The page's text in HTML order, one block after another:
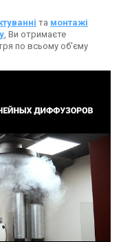
та монтажі
, Ви отримаєте
по всьому об'єму